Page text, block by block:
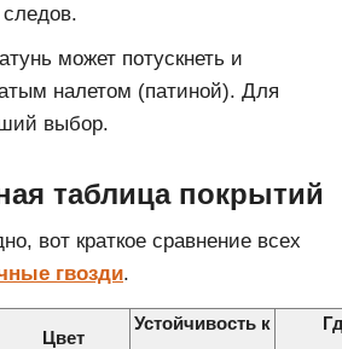
может потускнеть и
налетом (патиной). Для
выбор.
таблица покрытий
вот краткое сравнение всех
гвозди.
Цвет
Устойчивость к